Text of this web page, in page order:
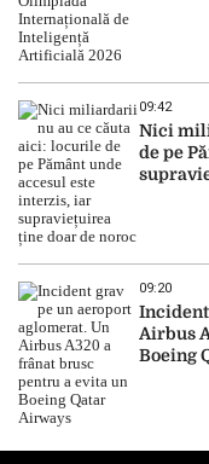
09:42
Nici
de pe
09:20
Incident
Airbus
Boeing